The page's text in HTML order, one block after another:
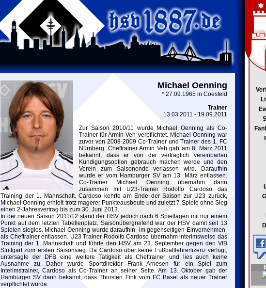
Michael Oenning
* 27.09.1965 in Coesfeld
Trainer
13.03.2011 - 19.09.2011
Zur Saison 2010/11 wurde Michael Oenning als Co-
Trainer für Armin Veh verpflichtet. Michael Oenning war
zuvor von 2008-2009 Co-Trainer und Trainer des 1. FC
Nürnberg. Cheftrainer Armin Veh gab am 8. März 2011
bekannt, dass er von der vertraglich vereinbarten
Kündigungsoption gebrauch machen werde und den
Verein zum Saisonende verlassen wird. Daraufhin
wurde er vom Hamburger SV am 13. März entlassen.
Co-Trainer Michael Oenning übernahm dann
zusammen mit U23-Trainer Rodolfo Cardoso das
Training der 1. Mannschaft. Cardoso kehrte am Ende der Saison zur U23 zurück,
Michael Oenning erhielt trotz magerer Punkteausbeute und zuletzt 7 Spiele ohne Sieg
einen 2-Jahresvertrag bis zum 30. Juni 2013.
In der neuen Saison 2011/12 stand der HSV jedoch nach 6 Spieltagen mit nur einem
Punkt auf dem letzten Tabellenplatz. Saisonübergreifend war der HSV damit seit 13
Spielen sieglos. Michael Oenning wurde daraufhin -im gegenseitigen Einvernehmen-
als Cheftrainer entlassen. U23 Trainer Rodolfo Cardoso übernahm interimsweise das
Training der 1. Mannschaft und führte den HSV am 23. September gegen den VfB
Stuttgart zum ersten Saisonsieg. Da Cardoso über keine Fußballlehrerlizenz verfügt,
untersagte der DFB eine weitere Tätigkeit als Cheftrainer und lies auch keine
Ausnahme zu. Daher wurde Sportdirektor Frank Arnesen für ein Spiel zum
Interimstrainer, Cardoso als Co-Trainer an seiner Seite. Am 13. Oktober gab der
Hamburger SV dann bekannt, dass Thorsten Fink vom FC Basel als neuer Trainer
verpflichtet wurde.